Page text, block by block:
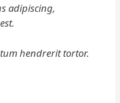
adipiscing,
hendrerit tortor.